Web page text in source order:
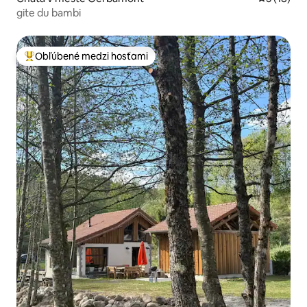
gite du bambi
Najobľúbenejšie medzi hosťami
Obľúbené medzi hosťami